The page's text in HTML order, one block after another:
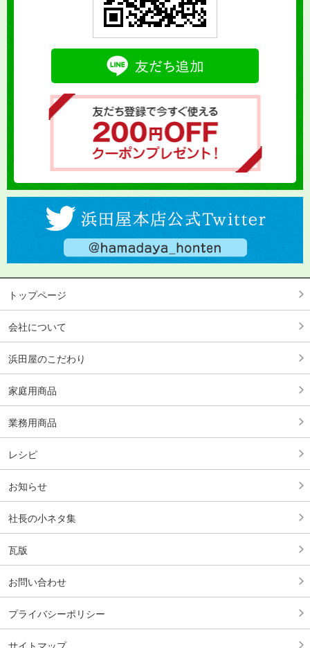
トップページ
会社について
浜田屋のこだわり
家庭用商品
業務用商品
レシピ
お知らせ
社長の小ネタ集
瓦版
お問い合わせ
プライバシーポリシー